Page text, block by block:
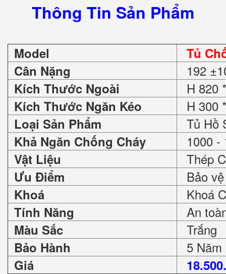
Thông Tin Sản Phẩm
Model
Tủ
Cân Nặng
192
Kích Thước Ngoài H 820
Kích Thước Ngăn Kéo H 300
Loại Sản Phẩm Tủ Hồ
Khả Ngăn Chống Cháy 1000 -
Vật Liệu Thép
Ưu Điểm Bảo
Khoá Khoá
Tính Năng An
Màu Sắc Trắng
Bảo Hành 5 Năm
Giá